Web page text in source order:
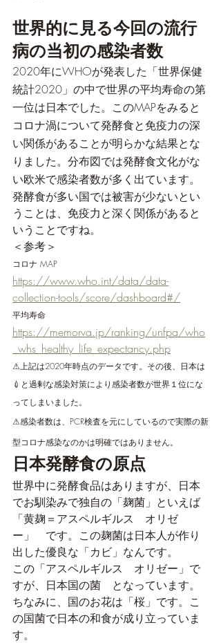
世界的に見る今回の流行
病の当初の感染者数
2020年にWHOが発表した「世界保健
統計2020」の中で世界の平均寿命の第
一位は日本でした。このMAPをみると
コロナ渦について発酵食と免疫力の深
い関係があることが明らかな結果とな
りました。分布図では発酵食文化がな
い欧米で感染者数が多く出ています。
発酵食が多い国では被害が少ないとい
うことは、免疫力と深く関係があると
いうことですね。
＜参考＞
コロナ MAP
https://www.who.int/data/data-
collection-tools/score/dashboard#/
平均寿命
https://memorva.jp/ranking/unfpa/who
_whs_healthy_life_expectancy.php
⚠︎上記は2020年時点のデータです。その後、日本は
💉と過剰な感染対策により感染者数が世界１位にな
ってしまいました。
⚠︎感染者数は、PCR検査を元にしているので実際の新
型コロナ感染なのかは明確ではありません。
日本発酵食の原点
世界中に発酵食品はありますが、日本
でお馴染みで独自の「麹菌」といえば
「黄麹＝アスペルギルス　オリゼ
ー」　です。この麹菌は日本人が作り
出した優良な「カビ」なんです。
この「アスペルギルス　オリゼー」で
すが、日本国の菌　となっています。
ちなみに、国のお花は「桜」です。こ
の国菌で日本の和食が成り立っていま
す。